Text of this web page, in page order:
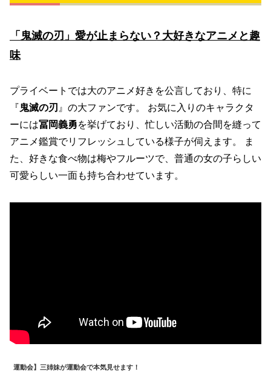
「鬼滅の刃」愛が止まらない？大好きなアニメと趣
味
プライベートでは大のアニメ好きを公言しており、特に
『鬼滅の刃 』の大ファンです。 お気に入りのキャラクタ
ーには冨岡義勇を挙げており、忙しい活動の合間を縫って
アニメ鑑賞でリフレッシュしている様子が伺えます。 ま
た、好きな食べ物は梅やフルーツで、普通の女の子らしい
可愛らしい一面も持ち合わせています。
運動会】三姉妹が運動会で本気見せます！